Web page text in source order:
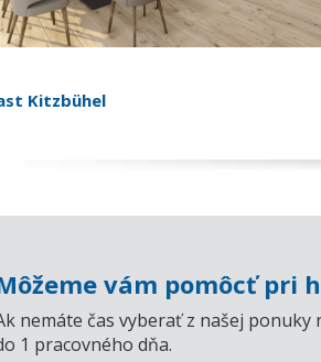
Kitzbühel
vám pomôcť pri
nemáte čas vyberať z našej
1 pracovného dňa.